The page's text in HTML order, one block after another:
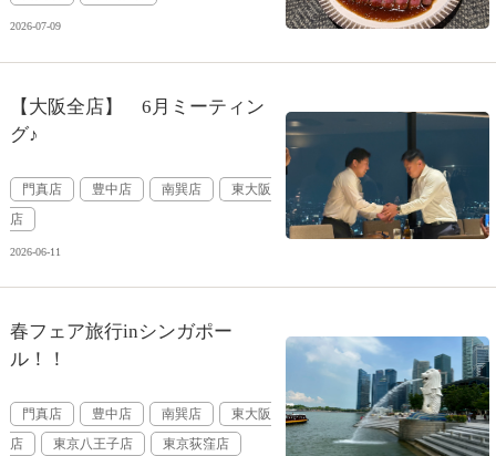
2026-07-09
【大阪全店】 6月ミーティン
グ♪
門真店 豊中店 南巽店
東大阪
店
2026-06-11
春フェア旅行inシンガポー
ル！！
門真店 豊中店 南巽店
東大阪
店
東京八王子店 東京荻窪店